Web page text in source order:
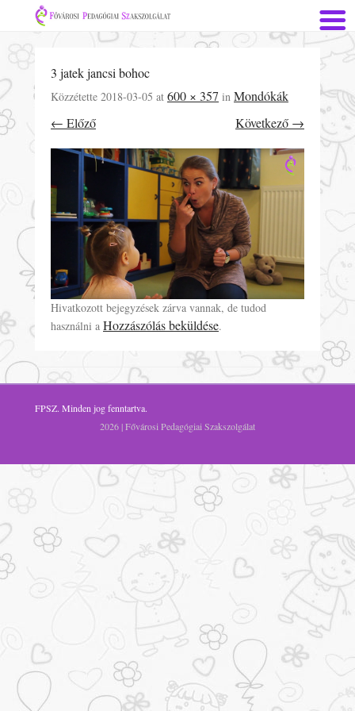
3 jatek jancsi bohoc
Közzétette 2018-03-05 at 600 × 357 in Mondókák
← Előző
Következő →
Hivatkozott bejegyzések zárva vannak, de tudod
használni a Hozzászólás beküldése.
FPSZ. Minden jog fenntartva.
2026 | Fővárosi Pedagógiai Szakszolgálat